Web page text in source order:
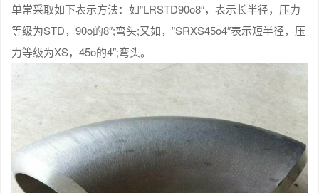
单常采取如下表示方法：如”LRSTD90o8″，表示长半径，压力
等级为STD，90o的8″;弯头;又如，”SRXS45o4″表示短半径，压
力等级为XS，45o的4″;弯头。